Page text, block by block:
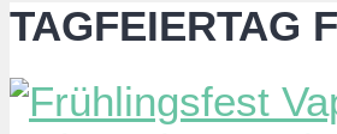
TAGFEIERTAG